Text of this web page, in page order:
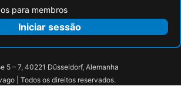
para membros
Iniciar sessão
5 – 7, 40221 Düsseldorf, Alemanha
| Todos os direitos reservados.